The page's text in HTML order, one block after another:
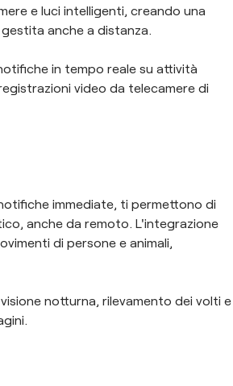
e luci intelligenti, creando una
anche a distanza.
in tempo reale su attività
video da telecamere di
immediate, ti permettono di
anche da remoto. L'integrazione
di persone e animali,
notturna, rilevamento dei volti e